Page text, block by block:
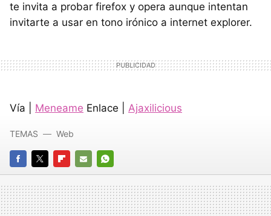
te invita a probar firefox y opera aunque intentan
invitarte a usar en tono irónico a internet explorer.
Vía | Meneame Enlace | Ajaxilicious
FACEBOOK
TWITTERFLIPBOARD
E-
MAIL
WHATSAPP
TEMAS Web